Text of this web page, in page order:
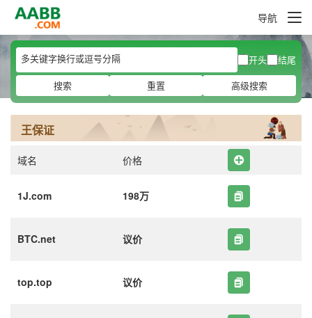
导航
开头
结尾
搜索
重置 高级搜索
王保证
域名 价格
1J.com 198万
BTC.net 议价
top.top 议价